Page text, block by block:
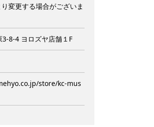
変更する場合がございま
8-4 ヨロズヤ店舗１F
store/kc-mus